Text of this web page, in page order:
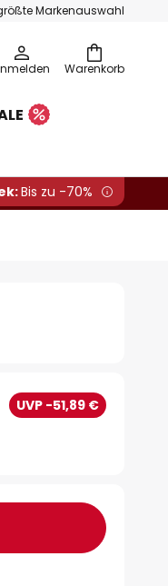
Markenauswahl
Warenkorb
Bis zu -70%
UVP -51,89 €